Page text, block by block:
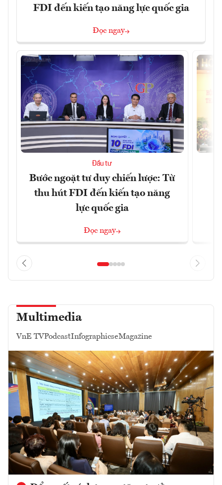
FDI đến kiến tạo năng lực quốc gia
Đọc ngay
Đầu tư
Bước ngoặt tư duy chiến lược: Từ
thu hút FDI đến kiến tạo năng
lực quốc gia
Đọc ngay
Multimedia
VnE TVPodcastInfographicseMagazine